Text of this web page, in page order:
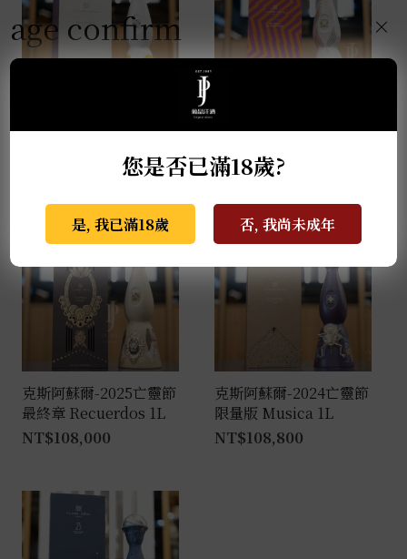
限量版 Colores 1L
克斯阿蘇爾-冠軍榮耀 世
界盃限量版 1L
NT$81,000
克斯阿蘇爾-2025亡靈節
最終章 Recuerdos 1L
NT$108,000
克斯阿蘇爾-2024亡靈節
限量版 Musica 1L
NT$108,800
age confirm
您是否已滿18歲?
是, 我已滿18歲 否, 我尚未成年
×